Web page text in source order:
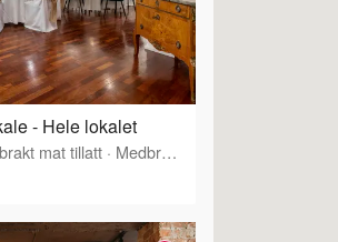
- Hele lokalet
mat tillatt · Medbrakt drikke tillatt